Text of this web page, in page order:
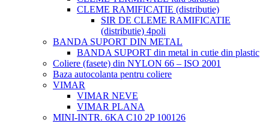
CLEME RAMIFICATIE (distributie)
SIR DE CLEME RAMIFICATIE
(distributie) 4poli
BANDA SUPORT DIN METAL
BANDA SUPORT din metal in cutie din plastic
Coliere (fasete) din NYLON 66 – ISO 2001
Baza autocolanta pentru coliere
VIMAR
VIMAR NEVE
VIMAR PLANA
MINI-INTR. 6KA C10 2P 100126